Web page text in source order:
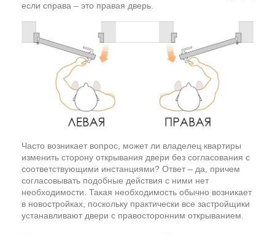
если справа – это правая дверь.
Часто возникает вопрос, может ли владелец квартиры
изменить сторону открывания двери без согласования с
соответствующими инстанциями? Ответ – да, причем
согласовывать подобные действия с ними нет
необходимости. Такая необходимость обычно возникает
в новостройках, поскольку практически все застройщики
устанавливают двери с правосторонним открыванием.